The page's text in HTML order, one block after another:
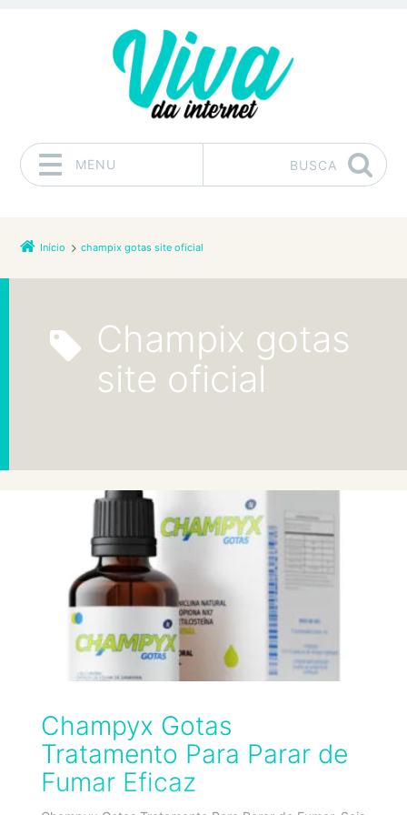
MENU BUSCA
Início champix gotas site oficial
champix gotas
site oficial
Champyx Gotas
Tratamento Para Parar de
Fumar Eficaz